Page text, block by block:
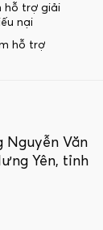
hỗ trợ giải
nại
hỗ trợ
Nguyễn Văn
Yên, tỉnh